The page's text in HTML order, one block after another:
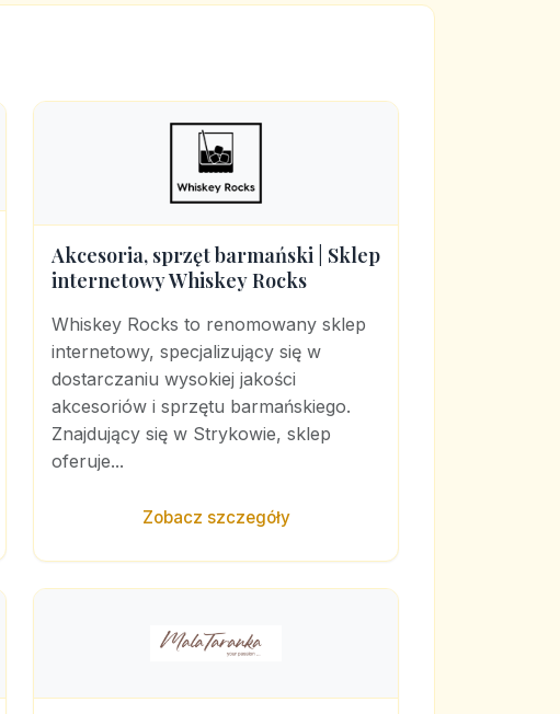
Akcesoria, sprzęt barmański | Sklep
internetowy Whiskey Rocks
Whiskey Rocks to renomowany sklep
internetowy, specjalizujący się w
dostarczaniu wysokiej jakości
akcesoriów i sprzętu barmańskiego.
Znajdujący się w Strykowie, sklep
oferuje...
Zobacz szczegóły